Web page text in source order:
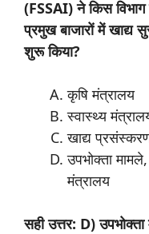
(FSSAI) ने किस विभाग
प्रमुख बाजारों में खाद्य
शुरू किया?
कृषि मंत्रालय
स्वास्थ्य
खाद्य
उपभोक्ता
मंत्रालय
सही उत्तर: D)